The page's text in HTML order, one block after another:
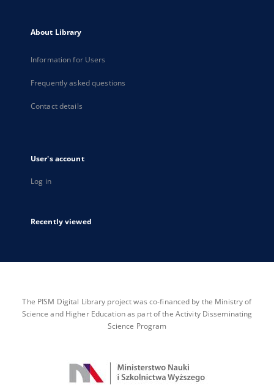
About Library
Information for Users
Frequently asked questions
Contact details
User's account
Log in
Recently viewed
The PISM Digital Library project was co-financed by the Ministry of
Science and Higher Education as part of the Activity Disseminating
Science Program